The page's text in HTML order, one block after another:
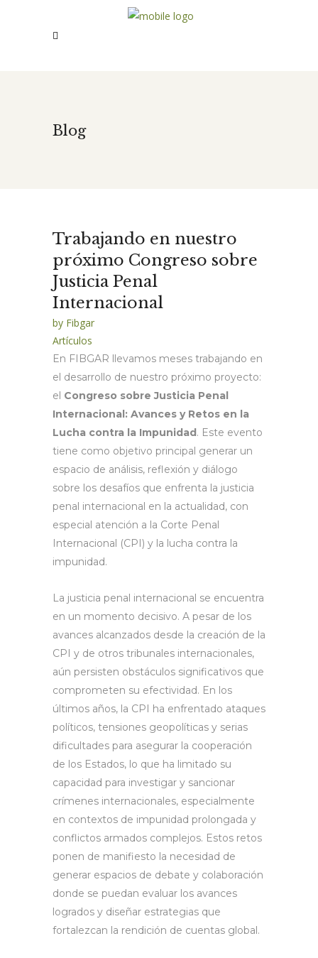
Blog
Trabajando en nuestro
próximo Congreso sobre
Justicia Penal
Internacional
by Fibgar
Artículos
En FIBGAR llevamos meses trabajando en
el desarrollo de nuestro próximo proyecto:
el Congreso sobre Justicia Penal
Internacional: Avances y Retos en la
Lucha contra la Impunidad. Este evento
tiene como objetivo principal generar un
espacio de análisis, reflexión y diálogo
sobre los desafíos que enfrenta la justicia
penal internacional en la actualidad, con
especial atención a la Corte Penal
Internacional (CPI) y la lucha contra la
impunidad.
La justicia penal internacional se encuentra
en un momento decisivo. A pesar de los
avances alcanzados desde la creación de la
CPI y de otros tribunales internacionales,
aún persisten obstáculos significativos que
comprometen su efectividad. En los
últimos años, la CPI ha enfrentado ataques
políticos, tensiones geopolíticas y serias
dificultades para asegurar la cooperación
de los Estados, lo que ha limitado su
capacidad para investigar y sancionar
crímenes internacionales, especialmente
en contextos de impunidad prolongada y
conflictos armados complejos. Estos retos
ponen de manifiesto la necesidad de
generar espacios de debate y colaboración
donde se puedan evaluar los avances
logrados y diseñar estrategias que
fortalezcan la rendición de cuentas global.